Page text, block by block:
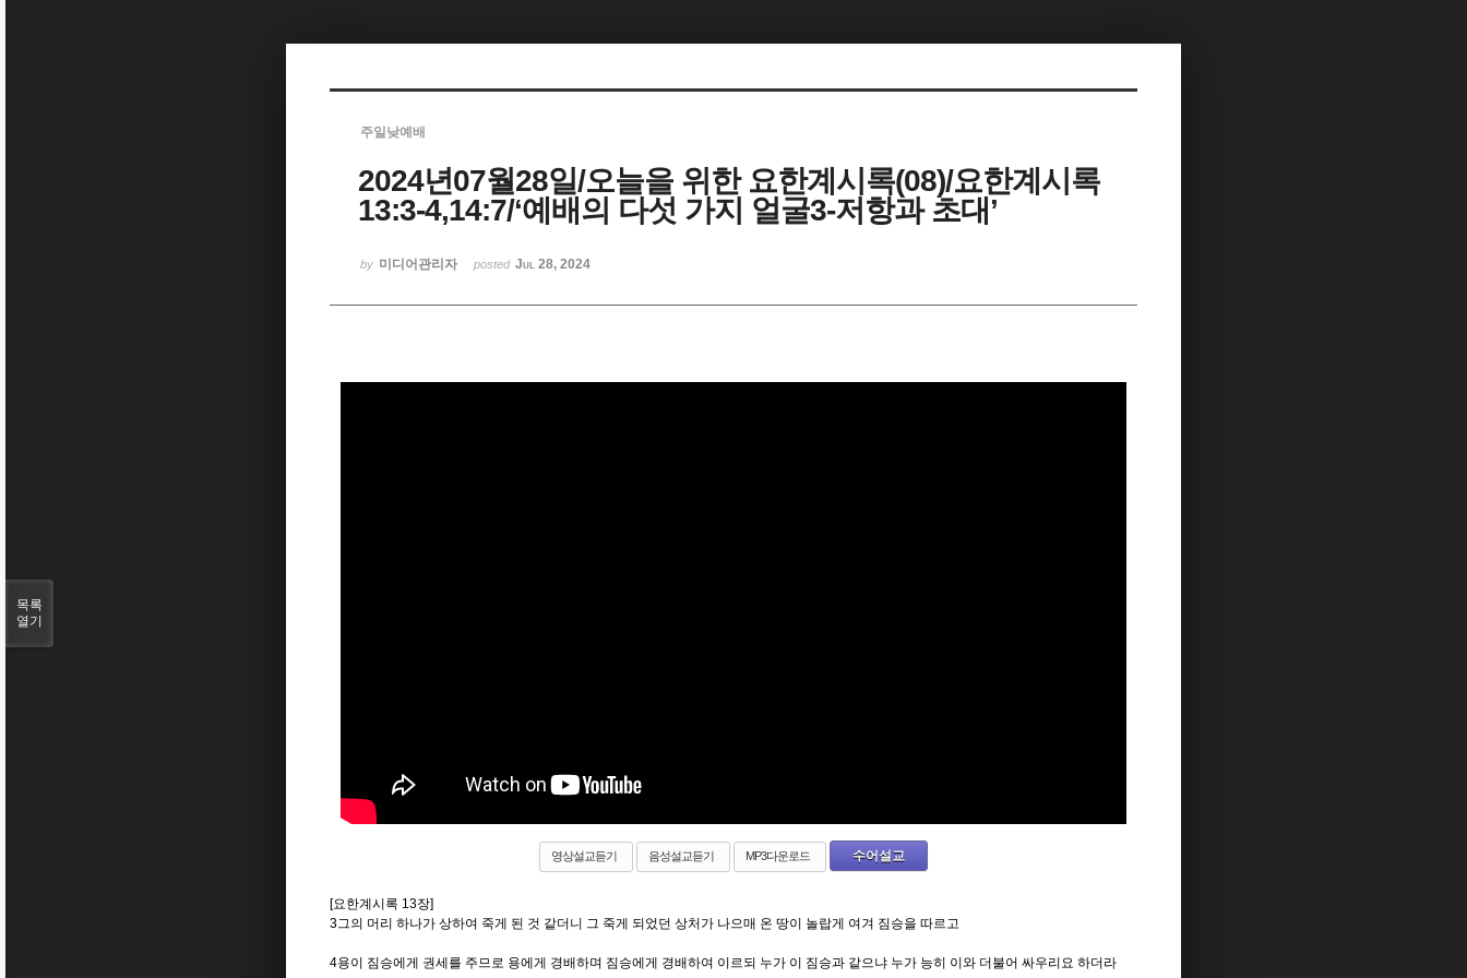
주일낮예배
2024년07월28일/오늘을 위한 요한계시록(08)/요한계시록
13:3-4,14:7/‘예배의 다섯 가지 얼굴3-저항과 초대’
by 미디어관리자 posted Jul 28, 2024
영상설교듣기 음성설교듣기 MP3다운로드 수어설교
[요한계시록 13장]
3그의 머리 하나가 상하여 죽게 된 것 같더니 그 죽게 되었던 상처가 나으매 온 땅이 놀랍게 여겨 짐승을 따르고
4용이 짐승에게 권세를 주므로 용에게 경배하며 짐승에게 경배하여 이르되 누가 이 짐승과 같으냐 누가 능히 이와 더불어 싸우리요 하더라
목록
열기
Sketchbook5, 스케치북5
Sketchbook5, 스케치북5